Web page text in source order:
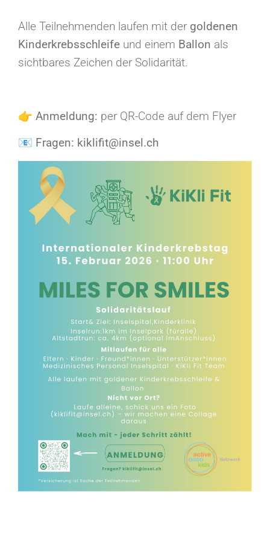
Alle Teilnehmenden laufen mit der goldenen
Kinderkrebsschleife und einem Ballon als
sichtbares Zeichen der Solidarität.
👉 Anmeldung: per QR-Code auf dem Flyer
📧 Fragen: kiklifit@insel.ch